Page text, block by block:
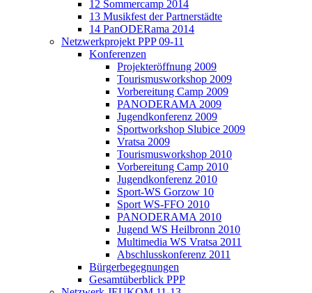
12 Sommercamp 2014
13 Musikfest der Partnerstädte
14 PanODERama 2014
Netzwerkprojekt PPP 09-11
Konferenzen
Projekteröffnung 2009
Tourismusworkshop 2009
Vorbereitung Camp 2009
PANODERAMA 2009
Jugendkonferenz 2009
Sportworkshop Slubice 2009
Vratsa 2009
Tourismusworkshop 2010
Vorbereitung Camp 2010
Jugendkonferenz 2010
Sport-WS Gorzow 10
Sport WS-FFO 2010
PANODERAMA 2010
Jugend WS Heilbronn 2010
Multimedia WS Vratsa 2011
Abschlusskonferenz 2011
Bürgerbegegnungen
Gesamtüberblick PPP